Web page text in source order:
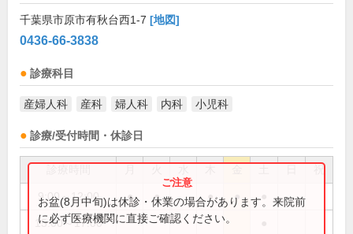
千葉県市原市有秋台西1-7 [地図]
0436-66-3838
診療科目
産婦人科 産科 婦人科 内科 小児科
診療/受付時間・休診日
祝
9:00～12:00 ● ● ● ●
15:00～17:00
お盆(8月中旬)は休診・休業の場合があります。来院前
に必ず医療機関に直接ご確認ください。